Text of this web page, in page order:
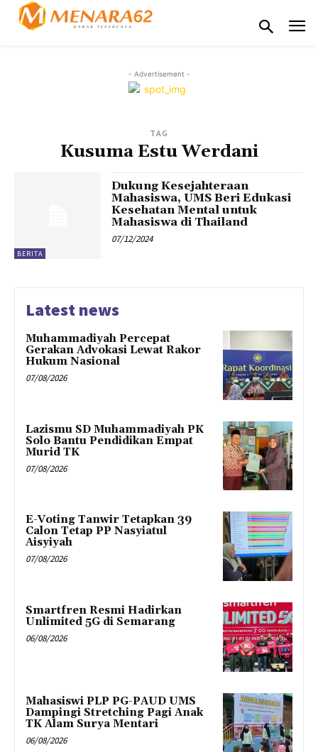
- Advertisement -
TAG
Kusuma Estu Werdani
BERITA
Dukung Kesejahteraan
Mahasiswa, UMS Beri Edukasi
Kesehatan Mental untuk
Mahasiswa di Thailand
07/12/2024
Latest news
Muhammadiyah Percepat
Gerakan Advokasi Lewat Rakor
Hukum Nasional
07/08/2026
Lazismu SD Muhammadiyah PK
Solo Bantu Pendidikan Empat
Murid TK
07/08/2026
E-Voting Tanwir Tetapkan 39
Calon Tetap PP Nasyiatul
Aisyiyah
07/08/2026
Smartfren Resmi Hadirkan
Unlimited 5G di Semarang
06/08/2026
Mahasiswi PLP PG-PAUD UMS
Dampingi Stretching Pagi Anak
TK Alam Surya Mentari
06/08/2026